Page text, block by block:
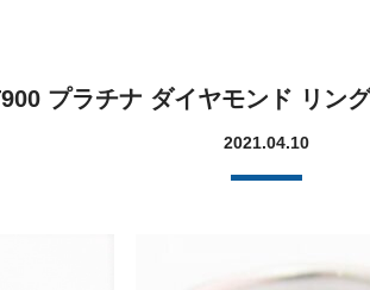
プラチナ ダイヤモンド リン
2021.04.10